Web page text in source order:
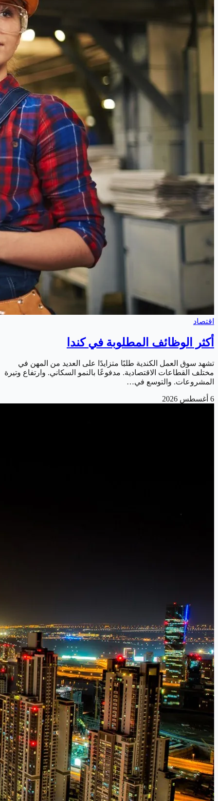
اقتصاد
أكثر الوظائف المطلوبة في كندا
تشهد سوق العمل الكندية طلبًا متزايدًا على العديد من المهن في
مختلف القطاعات الاقتصادية. مدفوعًا بالنمو السكاني. وارتفاع وتيرة
المشروعات. والتوسع في…
6 أغسطس 2026